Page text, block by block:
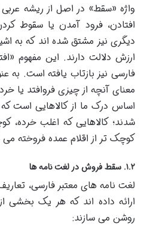
واژه «سقط» در اصل از ریشه
افتادن، فرود آمدن یا سقوط
دیگری نیز مشتق شده اند که به
ارزش دلالت دارند. این مفهوم
فارسی نیز بازتاب یافته است. به
معنای آنچه از چیزی فروافتد یا
اساس درک ما از کالاهایی است
شدند؛ کالاهایی که اغلب خرده،
کوچک تر از اقلام عمده فروخته
۱.۲. سقط فروش در لغت نامه ها
لغت نامه های معتبر فارسی،
ارائه داده اند که هر یک بخشی
روشن می سازند: